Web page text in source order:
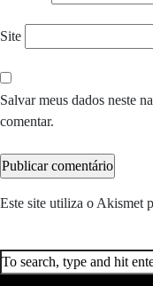
Site
Salvar meus dados neste
comentar.
Este site utiliza o Akismet